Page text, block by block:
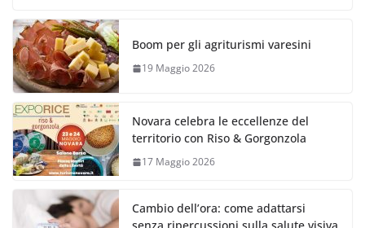
Boom per gli agriturismi varesini
19 Maggio 2026
Novara celebra le eccellenze del
territorio con Riso & Gorgonzola
17 Maggio 2026
Cambio dell’ora: come adattarsi